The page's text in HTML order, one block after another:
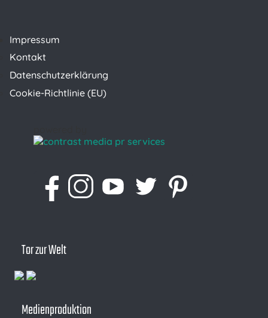
Tor zur Welt
Medienproduktion
Impressum
Kontakt
Datenschutzerklärung
Cookie-Richtlinie (EU)